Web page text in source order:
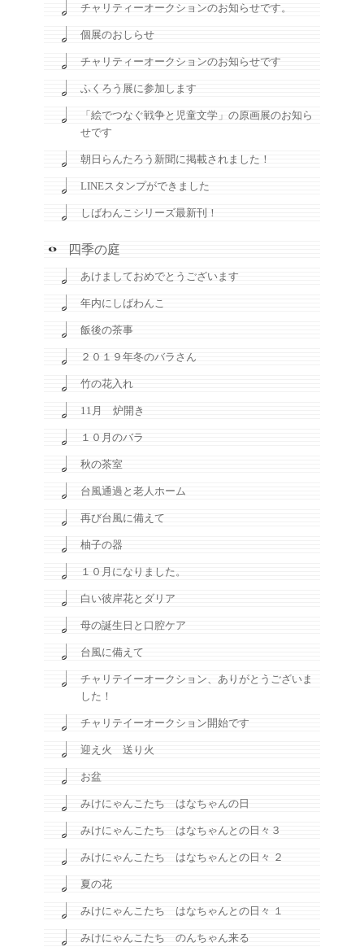
チャリティーオークションのお知らせです。
個展のおしらせ
チャリティーオークションのお知らせです
ふくろう展に参加します
「絵でつなぐ戦争と児童文学」の原画展のお知ら
せです
朝日らんたろう新聞に掲載されました！
LINEスタンプができました
しばわんこシリーズ最新刊！
四季の庭
あけましておめでとうございます
年内にしばわんこ
飯後の茶事
２０１９年冬のバラさん
竹の花入れ
11月 炉開き
１０月のバラ
秋の茶室
台風通過と老人ホーム
再び台風に備えて
柚子の器
１０月になりました。
白い彼岸花とダリア
母の誕生日と口腔ケア
台風に備えて
チャリテイーオークション、ありがとうございま
した！
チャリテイーオークション開始です
迎え火 送り火
お盆
みけにゃんこたち はなちゃんの日
みけにゃんこたち はなちゃんとの日々３
みけにゃんこたち はなちゃんとの日々 ２
夏の花
みけにゃんこたち はなちゃんとの日々 １
みけにゃんこたち のんちゃん来る